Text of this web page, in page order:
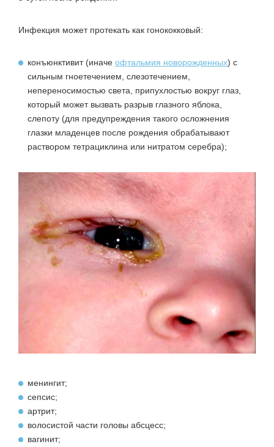
Инфекция может протекать как гонококковый:
конъюнктивит (иначе офтальмия новорожденных) с
сильным гноетечением, слезотечением,
непереносимостью света, припухлостью вокруг глаз,
который может вызвать разрыв глазного яблока,
слепоту (для предупреждения такого осложнения
глазки младенцев после рождения обрабатывают
раствором тетрациклина или нитратом серебра);
менингит;
сепсис;
артрит;
волосистой части головы абсцесс;
вагинит;